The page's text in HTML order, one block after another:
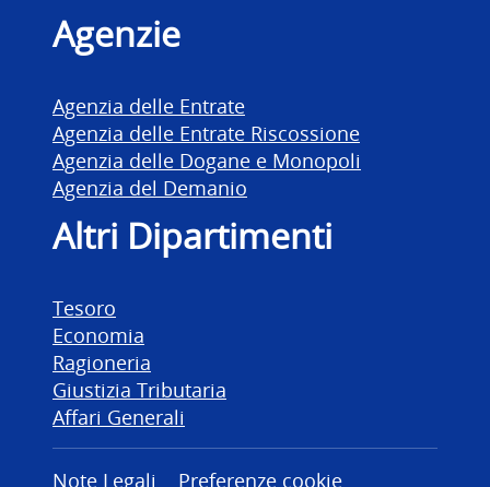
Agenzie
Agenzia delle Entrate
Agenzia delle Entrate Riscossione
Agenzia delle Dogane e Monopoli
Agenzia del Demanio
Altri Dipartimenti
Tesoro
Economia
Ragioneria
Giustizia Tributaria
Affari Generali
Note Legali Preferenze cookie